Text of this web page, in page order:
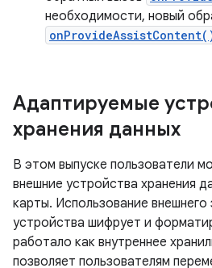
необходимости, новый
Адаптируемые
хранения данных
В этом выпуске пользователи
внешние устройства хранения
карты. Использование
устройства шифрует и
работало как внутреннее
позволяет пользователям